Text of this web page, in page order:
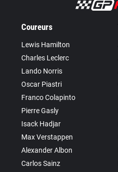
Coureurs
Lewis Hamilton
Charles Leclerc
Lando Norris
Oscar Piastri
Franco Colapinto
Pierre Gasly
Isack Hadjar
Max Verstappen
Alexander Albon
Carlos Sainz